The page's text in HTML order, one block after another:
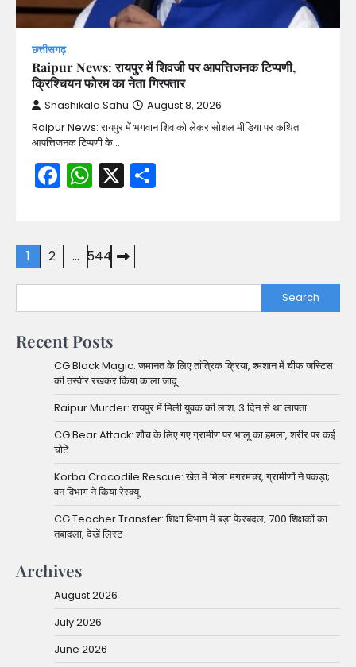
छत्तीसगढ़
Raipur News: रायपुर में शिवजी पर आपत्तिजनक टिप्पणी,
क्रिश्चियन फोरम का नेता गिरफ्तार
Shashikala Sahu August 8, 2026
Raipur News: रायपुर में भगवान शिव को लेकर सोशल मीडिया पर कथित
आपत्तिजनक टिप्पणी के…
Facebook
WhatsApp
X
Posts
pagination
1 2 … 544
Search
Recent Posts
CG Black Magic: जमानत के लिए तांत्रिक क्रिया, श्मशान में चीफ जस्टिस
की तस्वीर रखकर किया काला जादू
Raipur Murder: रायपुर में मिली युवक की लाश, 3 दिन से था लापता
CG Bear Attack: शौच के लिए गए ग्रामीण पर भालू का हमला, शरीर पर कई
चोटें
Korba Crocodile Rescue: खेत में मिला मगरमच्छ, ग्रामीणों ने पकड़ा;
वन विभाग ने किया रेस्क्यू
CG Teacher Transfer: शिक्षा विभाग में बड़ा फेरबदल; 700 शिक्षकों का
तबादला, देखें लिस्ट-
Archives
August 2026
July 2026
June 2026